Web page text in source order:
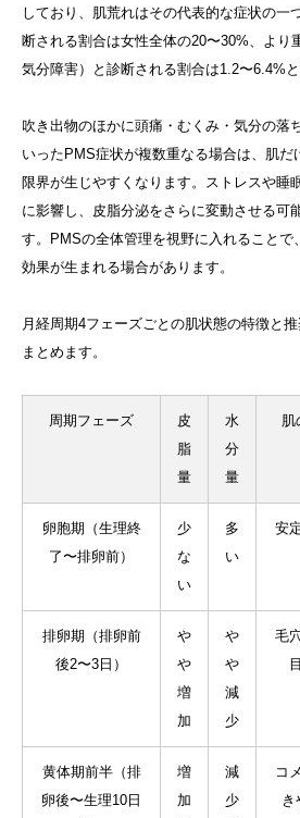
しており、肌荒れはその代表的な症状の一
断される割合は女性全体の20〜30%、より
気分障害）と診断される割合は1.2〜6.4%と
吹き出物のほかに頭痛・むくみ・気分の落
いったPMS症状が複数重なる場合は、肌だ
限界が生じやすくなります。ストレスや睡
に影響し、皮脂分泌をさらに変動させる可
す。PMSの全体管理を視野に入れることで
効果が生まれる場合があります。
月経周期4フェーズごとの肌状態の特徴と
まとめます。
周期フェーズ
皮
脂
量
水
分
量
肌
卵胞期（生理終
了〜排卵前）
少
な
い
多
い
安
排卵期（排卵前
後2〜3日）
や
や
増
加
や
や
減
少
毛
黄体期前半（排
卵後〜生理10日
増
加
減
少
コ
き